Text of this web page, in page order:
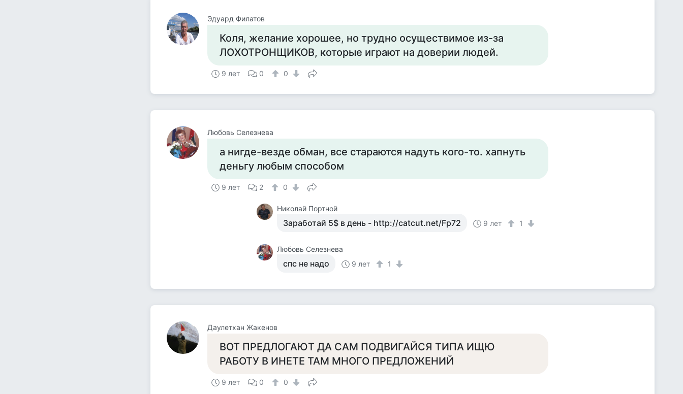
Эдуард Филатов
Коля, желание хорошее, но трудно осуществимое из-за
ЛОХОТРОНЩИКОВ, которые играют на доверии людей.
9 лет 0 0
Любовь Селезнева
а нигде-везде обман, все стараются надуть кого-то. хапнуть
деньгу любым способом
9 лет 2 0
Николай Портной
Заработай 5$ в день - http://catcut.net/Fp72 9 лет 1
Любовь Селезнева
спс не надо 9 лет 1
Даулетхан Жакенов
ВОТ ПРЕДЛОГАЮТ ДА САМ ПОДВИГАЙСЯ ТИПА ИЩЮ
РАБОТУ В ИНЕТЕ ТАМ МНОГО ПРЕДЛОЖЕНИЙ
9 лет 0 0